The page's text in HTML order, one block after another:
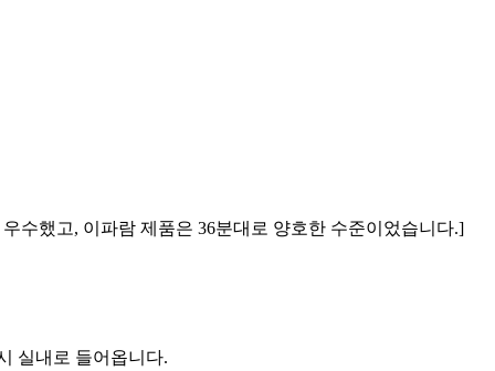
수했고, 이파람 제품은 36분대로 양호한 수준이었습니다.]
실내로 들어옵니다.